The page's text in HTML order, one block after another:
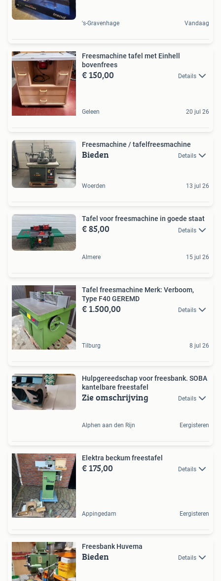
's-Gravenhage Vandaag
Freesmachine tafel met Einhell
bovenfrees
€ 150,00 Details
Geleen 20 jul 26
Freesmachine / tafelfreesmachine
Bieden Details
Woerden 13 jul 26
Tafel voor freesmachine in goede staat
€ 85,00 Details
Almere 15 jul 26
Tafel freesmachine Merk: Verboom,
Type F40 GEREMD
€ 1.500,00 Details
Tilburg 8 jul 26
Hulpgereedschap voor freesbank. SOBA
kantelbare freestafel
Zie omschrijving Details
Alphen aan den Rijn Eergisteren
Elektra beckum freestafel
€ 175,00 Details
Appingedam Eergisteren
Freesbank Huvema
Bieden Details